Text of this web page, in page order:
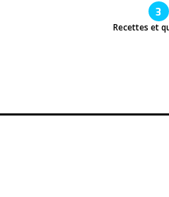
3
Recettes et